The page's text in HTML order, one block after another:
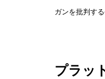
ガンを批判す
プラッ